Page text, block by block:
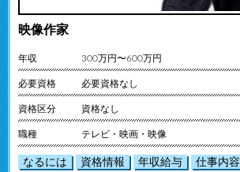
映像作家
年収 300万円〜600万円
必要資格 必要資格なし
資格区分 資格なし
職種 テレビ・映画・映像
なるには 資格情報 年収給与 仕事内容